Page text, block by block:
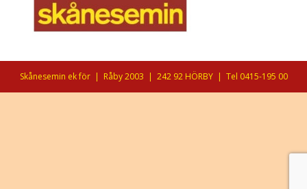
Skånesemin ek för | Råby 2003 | 242 92 HÖRBY | Tel 0415-195 00